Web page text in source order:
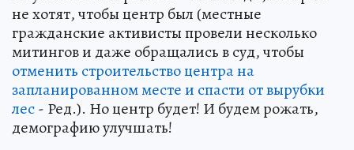
не хотят, чтобы центр был (местные
гражданские активисты провели несколько
митингов и даже обращались в суд, чтобы
отменить строительство центра на
запланированном месте и спасти от вырубки
лес- Ред.). Но центр будет! И будем рожать,
демографию улучшать!